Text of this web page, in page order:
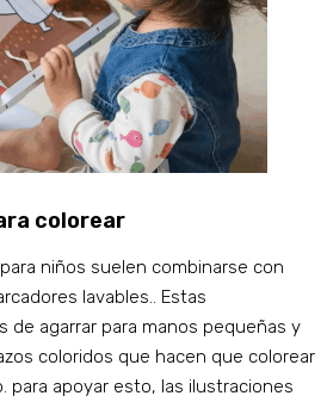
colorear
niños suelen combinarse con
lavables.. Estas
de agarrar para manos pequeñas y
coloridos que hacen que colorear
para apoyar esto, las ilustraciones